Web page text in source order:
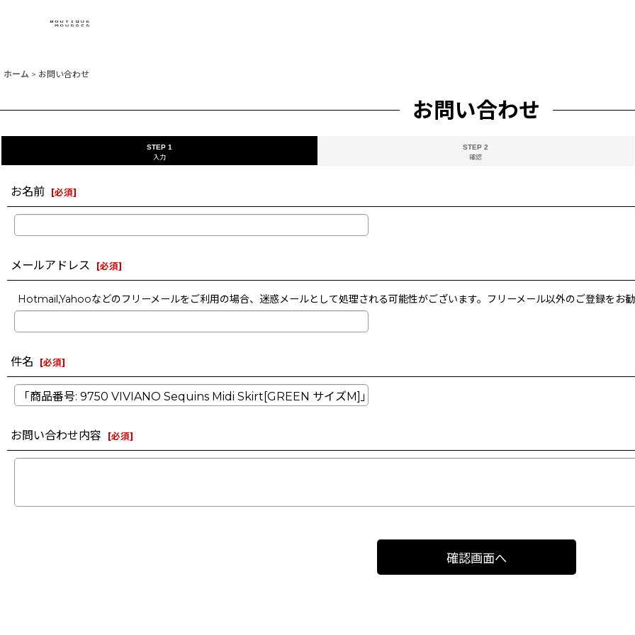
ホーム > お問い合わせ
お問い合わせ
STEP 1
入力
STEP 2
確認
お名前 [必須]
メールアドレス [必須]
Hotmail,Yahooなどのフリーメールをご利用の場合、迷惑メールとして処理される可能性がございます。フリーメール以外のご登録をお勧
件名 [必須]
お問い合わせ内容 [必須]
確認画面へ